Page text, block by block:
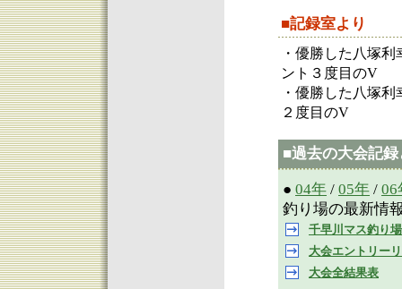
■記録室より
・優勝した八塚利
ント３度目のV
・優勝した八塚利
２度目のV
■過去の大会記
● 04年 / 05年 / 06
釣り場の最新情
千早川マス釣り
大会エントリー
大会全結果表